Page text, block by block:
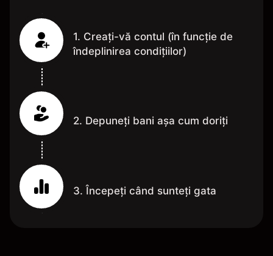
1. Creați-vă contul (în funcție de
îndeplinirea condițiilor)
2. Depuneți bani așa cum doriți
3. Începeți când sunteți gata